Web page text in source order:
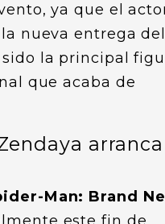
ya que el
nueva entrega
la principal
que acaba de
Man: Brand